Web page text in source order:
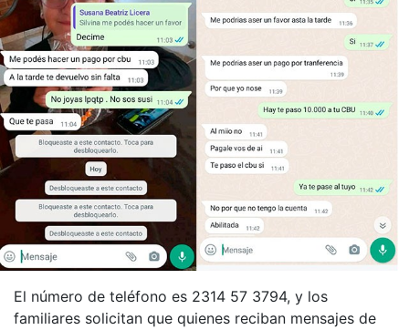
El número de teléfono es 2314 57 3794, y los
familiares solicitan que quienes reciban mensajes de